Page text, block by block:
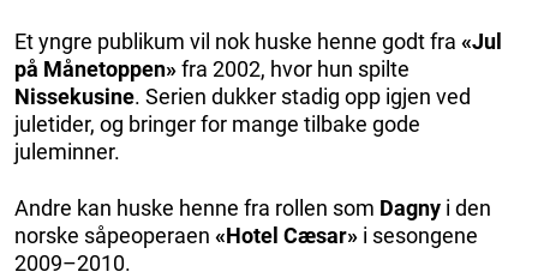
Et yngre publikum vil nok huske henne godt fra «Jul
på Månetoppen»fra 2002, hvor hun spilte
Nissekusine. Serien dukker stadig opp igjen ved
juletider, og bringer for mange tilbake gode
juleminner.
Andre kan huske henne fra rollen som Dagny i den
norske såpeoperaen «Hotel Cæsar» i sesongene
2009–2010.